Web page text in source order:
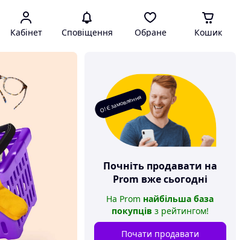
Кабінет Сповіщення Обране Кошик
О! Є замовлення
Почніть продавати на
Prom вже сьогодні
На Prom найбільша база
покупців з рейтингом!
Почати продавати